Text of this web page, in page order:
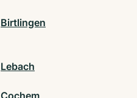
Birtlingen
Lebach
Cochem